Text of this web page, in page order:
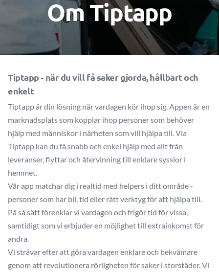
Om Tiptapp
Tiptapp - när du vill få saker gjorda, hållbart och
enkelt
Tiptapp är din lösning när vardagen kör ihop sig. Appen är en
marknadsplats som kopplar ihop personer som behöver
hjälp med människor i närheten som vill hjälpa till. Via
Tiptapp kan du få snabb och enkel hjälp med allt från
leveranser, flyttar och återvinning till enklare sysslor i
hemmet.
Vår app matchar dig i realtid med helpers i ditt område -
personer som har bil, tid eller rätt verktyg för att hjälpa till.
På så sätt förenklar vi vardagen och frigör tid för vissa,
samtidigt som vi erbjuder en möjlighet till extrainkomst för
andra.
Vi strävar efter att göra vardagen enklare och bekvämare
genom att revolutionera rörligheten för saker i storstäder. Vi